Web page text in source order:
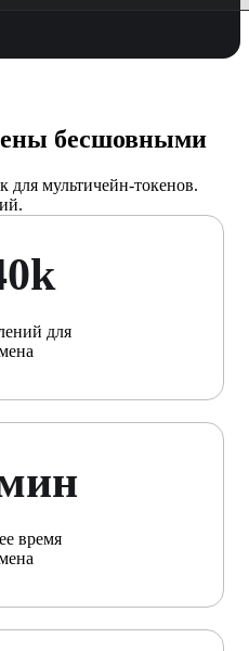
бесшовными
мультичейн-токенов.
для
время